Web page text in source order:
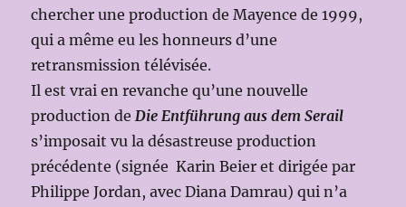
chercher une production de Mayence de 1999,
qui a même eu les honneurs d’une
retransmission télévisée.
Il est vrai en revanche qu’une nouvelle
production deDie Entführung aus dem Serail
s’imposait vu la désastreuse production
précédente (signée Karin Beier et dirigée par
Philippe Jordan, avec Diana Damrau) qui n’a